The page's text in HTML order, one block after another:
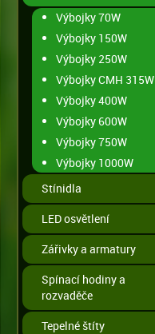
Výbojky 70W
Výbojky 150W
Výbojky 250W
Výbojky CMH 315W
Výbojky 400W
Výbojky 600W
Výbojky 750W
Výbojky 1000W
Stínidla
LED osvětlení
Zářivky a armatury
Spínací hodiny a
rozvaděče
Tepelné štíty